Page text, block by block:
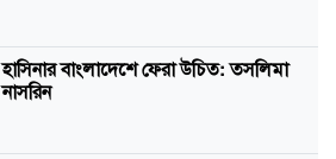
হাসিনার বাংলাদেশে ফেরা উচিত: তসলিমা
নাসরিন